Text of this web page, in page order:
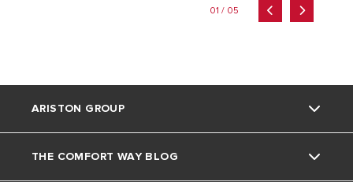
01 / 05
ARISTON GROUP
O nama
THE COMFORT WAY BLOG